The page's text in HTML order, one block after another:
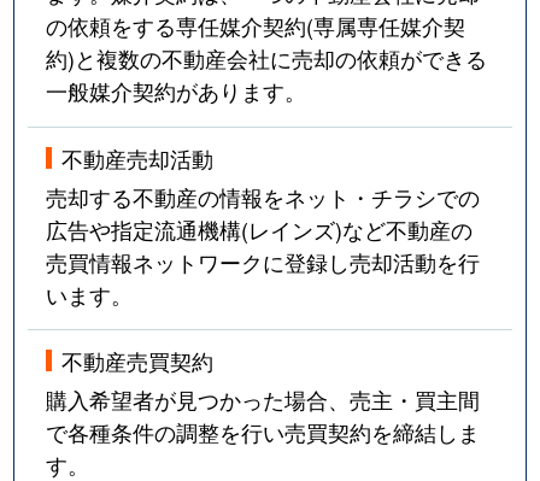
の依頼をする専任媒介契約(専属専任媒介契
約)と複数の不動産会社に売却の依頼ができる
一般媒介契約があります。
不動産売却活動
売却する不動産の情報をネット・チラシでの
広告や指定流通機構(レインズ)など不動産の
売買情報ネットワークに登録し売却活動を行
います。
不動産売買契約
購入希望者が見つかった場合、売主・買主間
で各種条件の調整を行い売買契約を締結しま
す。